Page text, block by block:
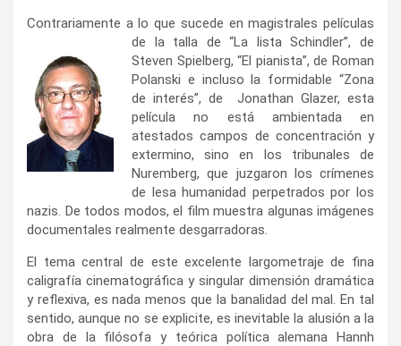
Contrariamente a lo que sucede en magistrales películas
de la talla de “La lista Schindler”, de
Steven Spielberg, “El pianista”, de Roman
Polanski e incluso la formidable “Zona
de interés”, de Jonathan Glazer, esta
película no está ambientada en
atestados campos de concentración y
extermino, sino en los tribunales de
Nuremberg, que juzgaron los crímenes
de lesa humanidad perpetrados por los
nazis. De todos modos, el film muestra algunas imágenes
documentales realmente desgarradoras.
El tema central de este excelente largometraje de fina
caligrafía cinematográfica y singular dimensión dramática
y reflexiva, es nada menos que la banalidad del mal. En tal
sentido, aunque no se explicite, es inevitable la alusión a la
obra de la filósofa y teórica política alemana Hannh